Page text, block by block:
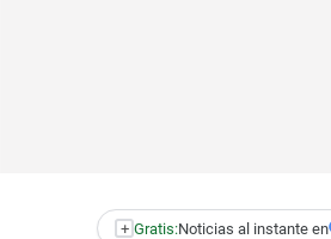
+ Gratis:Noticias al instante en